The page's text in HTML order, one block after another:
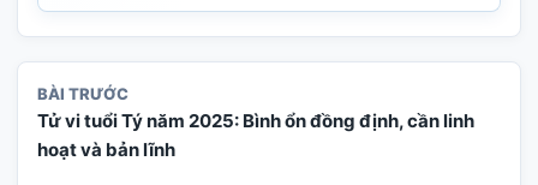
BÀI TRƯỚC
Tử vi tuổi Tý năm 2025: Bình ổn đồng định, cần linh
hoạt và bản lĩnh